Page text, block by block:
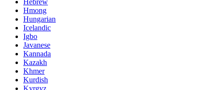
Hebrew
Hmong
Hungarian
Icelandic
Igbo
Javanese
Kannada
Kazakh
Khmer
Kurdish